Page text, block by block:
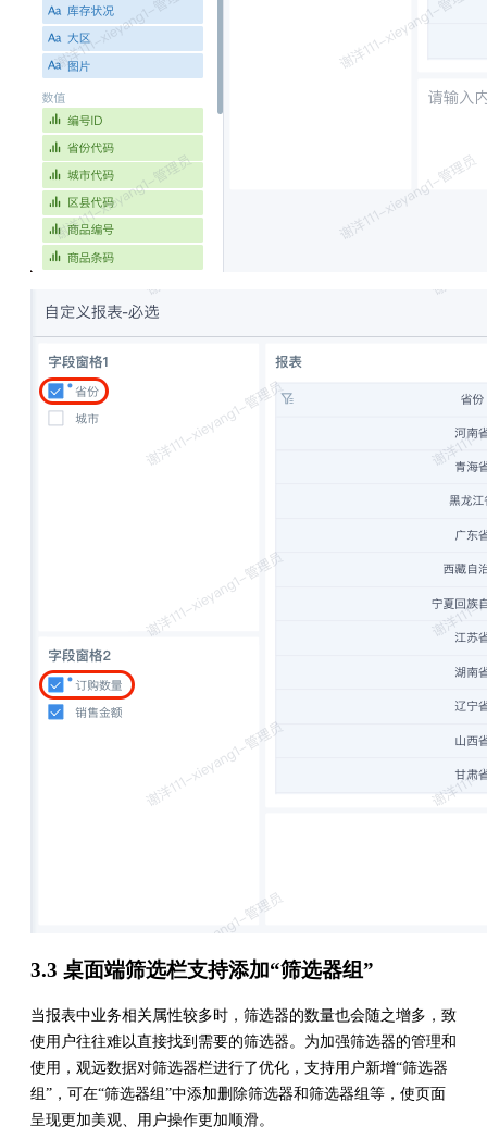
3.3 桌面端筛选栏支持添加“筛选器组”
当报表中业务相关属性较多时，筛选器的数量也会随之增多，致
使用户往往难以直接找到需要的筛选器。为加强筛选器的管理和
使用，观远数据对筛选器栏进行了优化，支持用户新增“筛选器
组”，可在“筛选器组”中添加删除筛选器和筛选器组等，使页面
呈现更加美观、用户操作更加顺滑。